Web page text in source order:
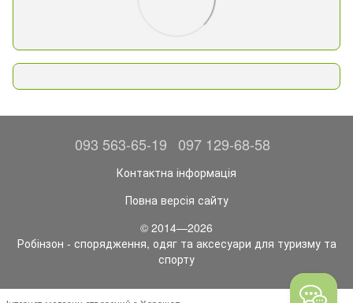
093 563-65-19 097 129-68-58
Контактна інформація
Повна версія сайту
© 2014—2026
Робінзон - спорядження, одяг та аксесуари для туризму та
спорту